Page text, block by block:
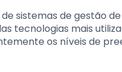
sistemas de gestão
tecnologias mais
os níveis de